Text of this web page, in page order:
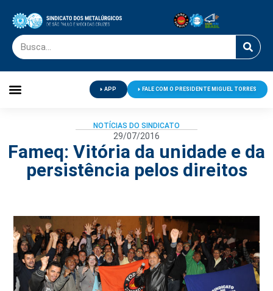
APP FALE COM O PRESIDENTE MIGUEL TORRES
NOTÍCIAS DO SINDICATO
29/07/2016
Fameq: Vitória da unidade e da
persistência pelos direitos